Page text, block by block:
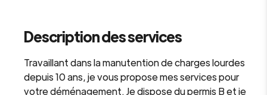
Description des services
Travaillant dans la manutention de charges lourdes
depuis 10 ans, je vous propose mes services pour
votre déménagement. Je dispose du permis B et je